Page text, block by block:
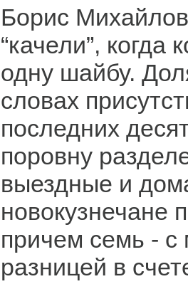
Борис
“качели”, когда
одну шайбу.
словах
последних
поровну
выездные и
новокузнечане
причем семь -
разницей в